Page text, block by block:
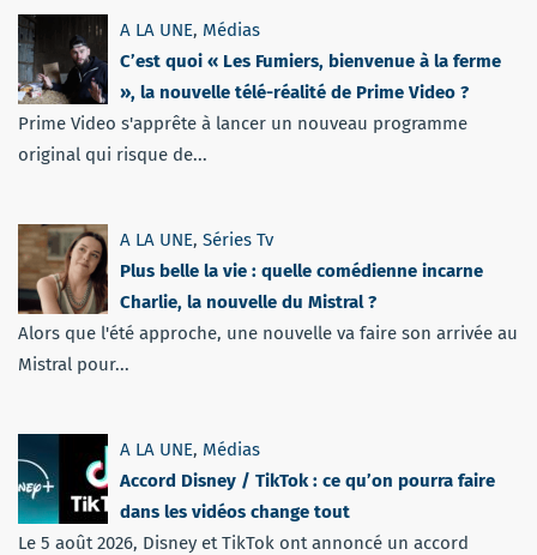
A LA UNE, Médias
C’est quoi « Les Fumiers, bienvenue à la ferme
», la nouvelle télé-réalité de Prime Video ?
Prime Video s'apprête à lancer un nouveau programme
original qui risque de...
A LA UNE, Séries Tv
Plus belle la vie : quelle comédienne incarne
Charlie, la nouvelle du Mistral ?
Alors que l'été approche, une nouvelle va faire son arrivée au
Mistral pour...
A LA UNE, Médias
Accord Disney / TikTok : ce qu’on pourra faire
dans les vidéos change tout
Le 5 août 2026, Disney et TikTok ont annoncé un accord